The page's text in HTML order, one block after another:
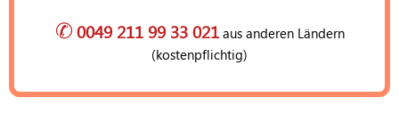
✆0049 211 99 33 021aus anderen Ländern
(kostenpflichtig)